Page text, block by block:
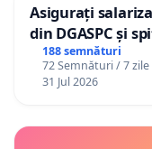
Asigurați
din DGASPC și
188 semnături
72 Semnături / 7 zile
31 Jul 2026